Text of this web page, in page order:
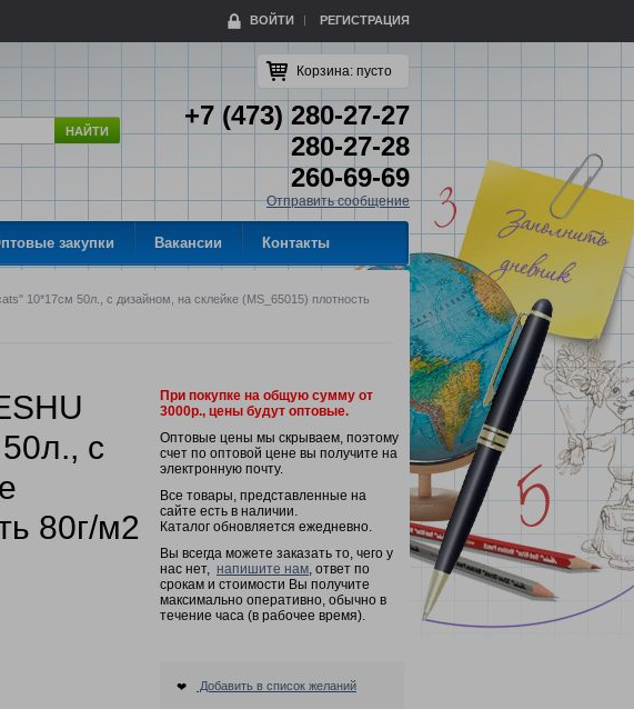
ВОЙТИ РЕГИСТРАЦИЯ
НАЙТИ
Корзина: пусто
+7 (473) 280-27-27
280-27-28
260-69-69
Отправить сообщение
закупки Вакансии Контакты
10*17см 50л., с дизайном, на склейке (MS_65015) плотность
с
80г/м2
При покупке на общую сумму от
3000р., цены будут оптовые.
Оптовые цены мы скрываем, поэтому
счет по оптовой цене вы получите на
электронную почту.
Все товары, представленные на
сайте есть в наличии.
Каталог обновляется ежедневно.
Вы всегда можете заказать то, чего у
нас нет, напишите нам, ответ по
срокам и стоимости Вы получите
максимально оперативно, обычно в
течение часа (в рабочее время).
Добавить в список желаний